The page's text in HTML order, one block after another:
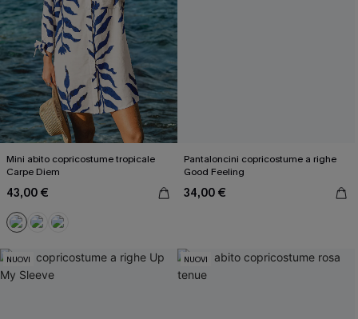
Mini abito copricostume tropicale
Carpe Diem
43,00 €
Pantaloncini copricostume a righe
Good Feeling
34,00 €
NUOVI NUOVI